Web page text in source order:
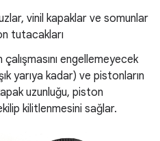
vinil kapaklar ve somunlar
tutacakları
engellemeyecek
yarıya kadar) ve pistonların
uzunluğu, piston
kilitlenmesini sağlar.